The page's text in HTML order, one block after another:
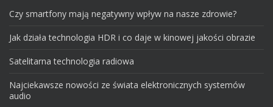
Czy smartfony mają negatywny wpływ na nasze zdrowie?
Jak działa technologia HDR i co daje w kinowej jakości obrazie
Satelitarna technologia radiowa
Najciekawsze nowości ze świata elektronicznych systemów
audio